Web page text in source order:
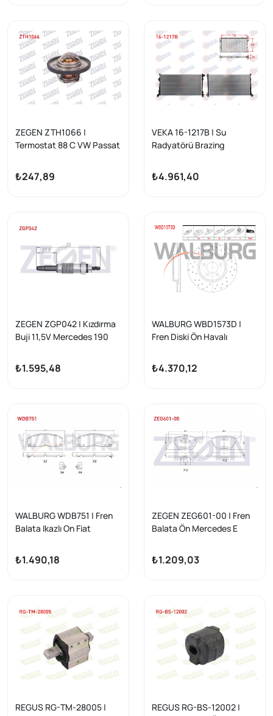
ZEGEN ZTH1066 |
Termostat 88 C VW Passat
A6 2.0 TDI 2004-2011 /
Seat Toledo III 2.0 TDI
₺247,89
VEKA 16-1217B | Su
Radyatörü Brazing
Rs) 2.8 Crd 2004-2008 M-
T
₺4.961,40
ZEGEN ZGP042 | Kızdırma
Buji 11,5V Mercedes 190
1993 / E Serisi (W124) 200-
300D 1984-1995 / Vito
₺1.595,48
WALBURG WBD1573D |
Fren Diski Ön Havalı
320X28x72,6X54,7
Chrysler 300C (Lx) 2.7-3.0
₺4.370,12
WALBURG WDB751 | Fren
Balata Ikazlı On Fiat
-
₺1.490,18
ZEGEN ZEG601-00 | Fren
Balata Ön Mercedes E
2002 / (W210) E 320 CDI
1995-2002 / (W210) E 270
(W210) E 220 CDI 1995-
2002 / (W210) E 200
1995-2002
₺1.209,03
REGUS RG-TM-28005 |
REGUS RG-BS-12002 |